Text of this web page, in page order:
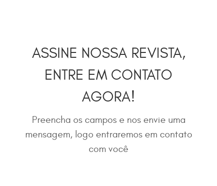
ASSINE NOSSA REVISTA,
ENTRE EM CONTATO
AGORA!
Preencha os campos e nos envie uma
mensagem, logo entraremos em contato
com você